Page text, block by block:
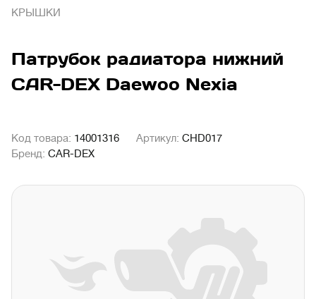
КРЫШКИ
Патрубок радиатора нижний
CAR-DEX Daewoo Nexia
Код товара: 14001316 Артикул: CHD017
Бренд: CAR-DEX